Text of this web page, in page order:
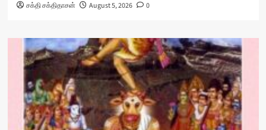
சக்தி சக்திதாசன் August 5, 2026 0